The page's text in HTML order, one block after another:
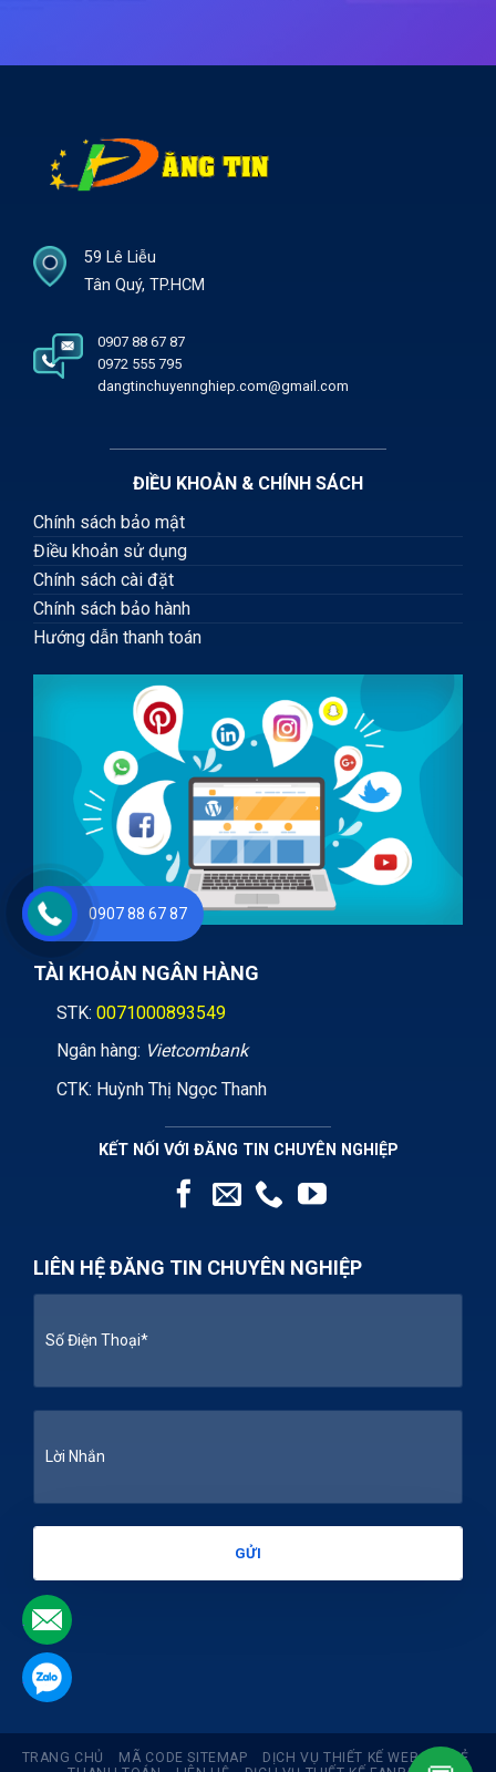
59 Lê Liễu
Tân Quý, TP.HCM
0907 88 67 87
0972 555 795
dangtinchuyennghiep.com@gmail.com
ĐIỀU KHOẢN & CHÍNH SÁCH
Chính sách bảo mật
Điều khoản sử dụng
Chính sách cài đặt
Chính sách bảo hành
Hướng dẫn thanh toán
TÀI KHOẢN NGÂN HÀNG
STK: 0071000893549
Ngân hàng: Vietcombank
CTK: Huỳnh Thị Ngọc Thanh
KẾT NỐI VỚI ĐĂNG TIN CHUYÊN NGHIỆP
LIÊN HỆ ĐĂNG TIN CHUYÊN NGHIỆP
TRANG CHỦ MÃ CODE SITEMAP
DỊCH VỤ THIẾT KẾ WEB GIÁ RẺ
0907 88 67 87
.
.